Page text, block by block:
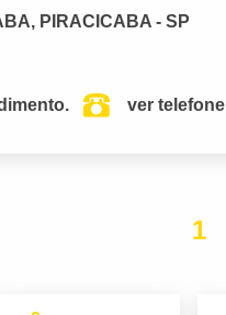
PIRACICABA - SP
ver telefone
1